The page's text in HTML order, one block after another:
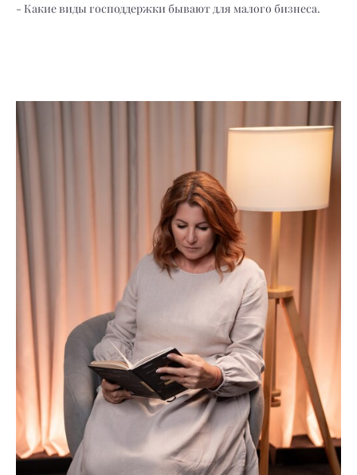
- Какие виды господдержки бывают для малого бизнеса.